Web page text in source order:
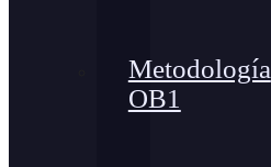
Metodología
OB1